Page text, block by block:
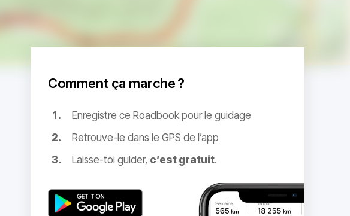
Comment ça marche ?
Enregistre ce Roadbook pour le guidage
Retrouve-le dans le GPS de l’app
Laisse-toi guider, c’est gratuit.